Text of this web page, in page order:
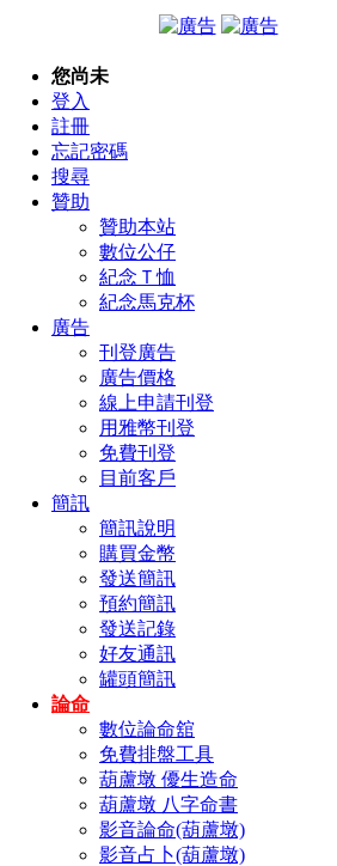
您尚未
登入
註冊
忘記密碼
搜尋
贊助
贊助本站
數位公仔
紀念Ｔ恤
紀念馬克杯
廣告
刊登廣告
廣告價格
線上申請刊登
用雅幣刊登
免費刊登
目前客戶
簡訊
簡訊說明
購買金幣
發送簡訊
預約簡訊
發送記錄
好友通訊
罐頭簡訊
論命
數位論命舘
免費排盤工具
葫蘆墩 優生造命
葫蘆墩 八字命書
影音論命(葫蘆墩)
影音占卜(葫蘆墩)